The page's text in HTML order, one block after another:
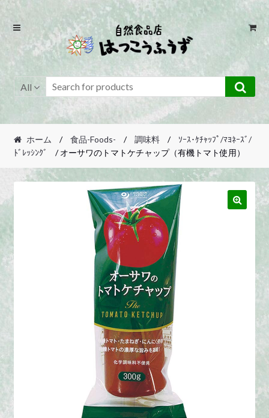
Skip
navigation
Skip
content
All
ホーム / 食品-Foods- / 調味料 /
ｿｰｽ･ｹﾁｬｯﾌﾟ/ﾏﾖﾈｰｽﾞ/
ﾄﾞﾚｯｼﾝｸﾞ
/ オーサワのトマトケチャップ（有機トマト使用）